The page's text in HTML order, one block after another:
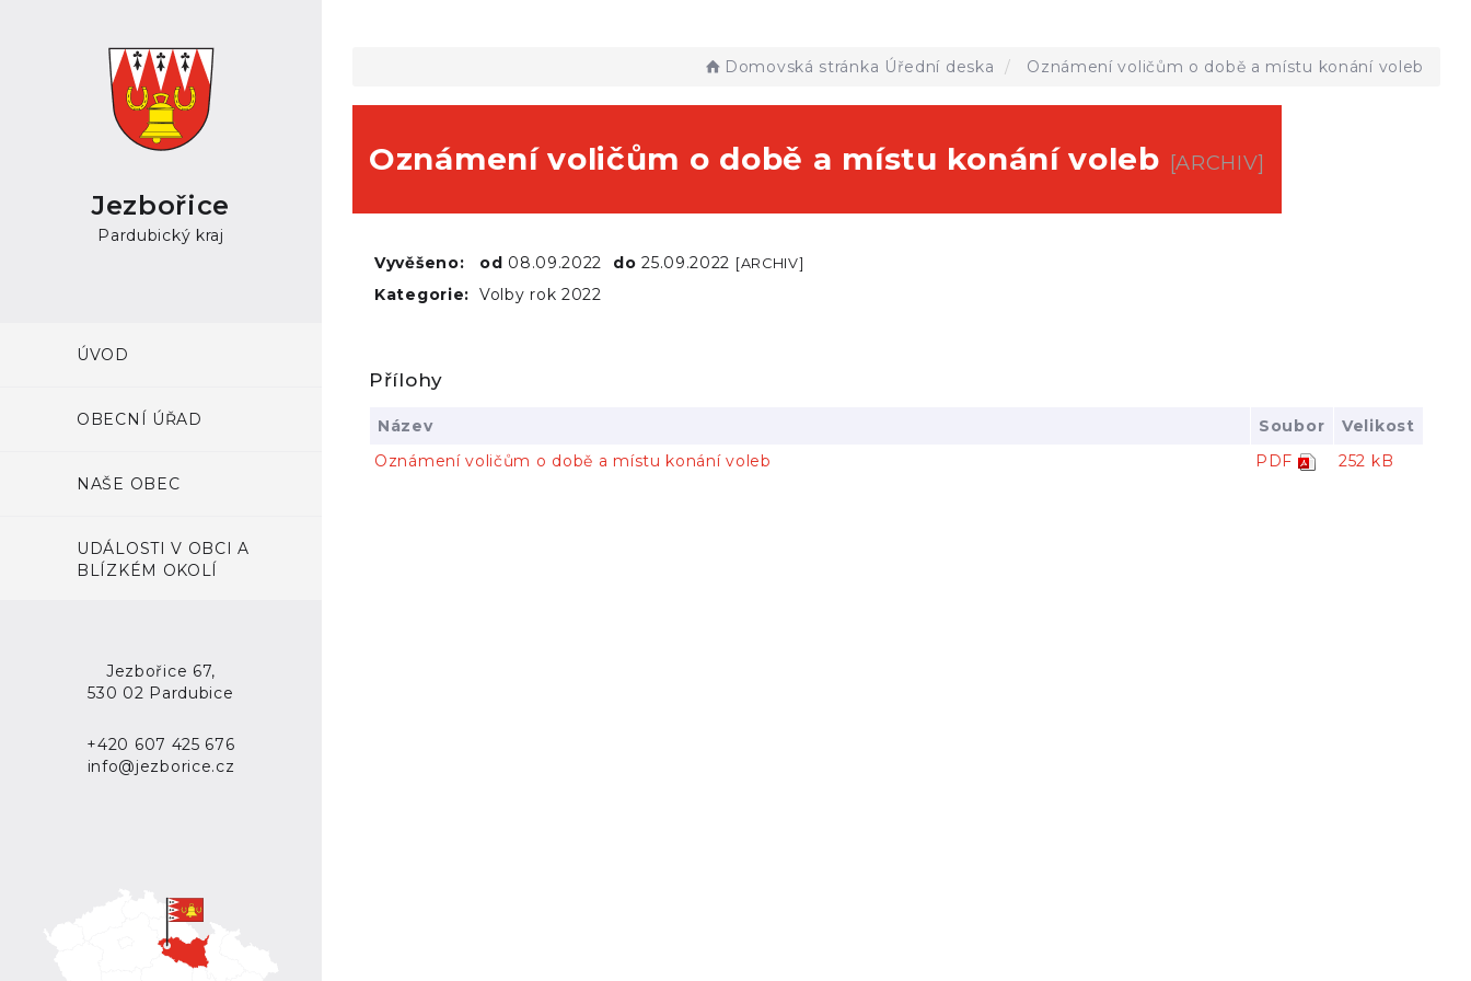
Jezbořice
Pardubický kraj
ÚVOD
OBECNÍ ÚŘAD
NAŠE OBEC
UDÁLOSTI V OBCI A
BLÍZKÉM OKOLÍ
Jezbořice 67,
530 02 Pardubice
+420 607 425 676
info@jezborice.cz
Domovská stránka Úřední deska Oznámení voličům o době a místu konání voleb
Oznámení voličům o době a místu konání voleb [ARCHIV]
Vyvěšeno: od 08.09.2022 do25.09.2022 [ARCHIV]
Kategorie: Volby rok 2022
Přílohy
Název Soubor
Velikost
Oznámení voličům o době a místu konání voleb
PDF 252 kB